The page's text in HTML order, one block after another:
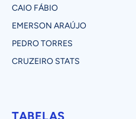
CAIO FÁBIO
EMERSON ARAÚJO
PEDRO TORRES
CRUZEIRO STATS